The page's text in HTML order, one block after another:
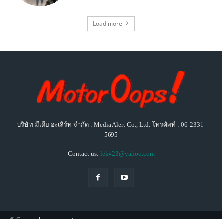
Load more
บริษัท มีเดีย อะเลิร์ท จำกัด : Media Alert Co., Ltd. โทรศัพท์ : 06-2331-
5695
Contact us: lek423@yahoo.com